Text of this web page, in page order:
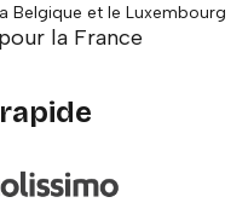
Belgique et le Luxembourg
la France